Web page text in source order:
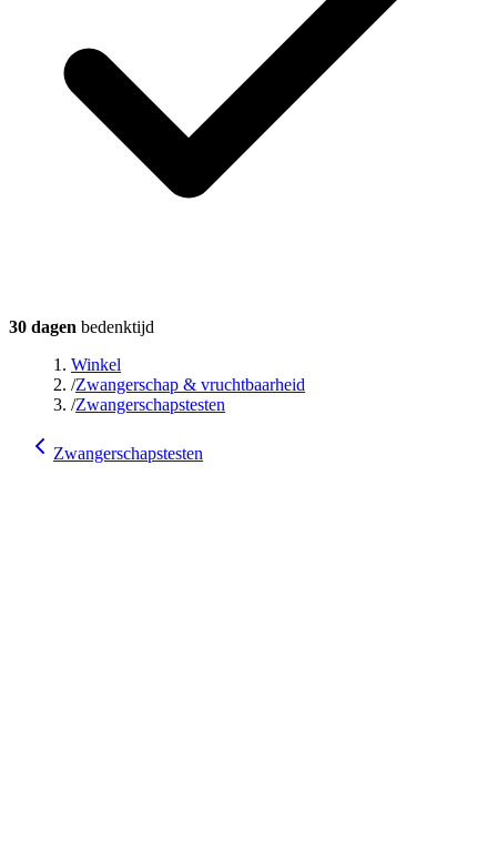
30 dagen bedenktijd
Winkel
/Zwangerschap & vruchtbaarheid
/Zwangerschapstesten
Zwangerschapstesten